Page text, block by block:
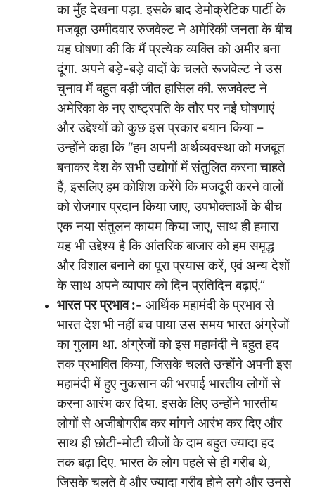
का मुँह देखना पड़ा. इसके बाद डेमोक्रेटिक पार्टी के
मजबूत उम्मीदवार रुजवेल्ट ने अमेरिकी जनता के बीच
यह घोषणा की कि मैं प्रत्येक व्यक्ति को अमीर बना
दूंगा. अपने बड़े-बड़े वादों के चलते रूजवेल्ट ने उस
चुनाव में बहुत बड़ी जीत हासिल की. रूजवेल्ट ने
अमेरिका के नए राष्ट्रपति के तौर पर नई घोषणाएं
और उद्देश्यों को कुछ इस प्रकार बयान किया –
उन्होंने कहा कि “हम अपनी अर्थव्यवस्था को मजबूत
बनाकर देश के सभी उद्योगों में संतुलित करना चाहते
हैं, इसलिए हम कोशिश करेंगे कि मजदूरी करने वालों
को रोजगार प्रदान किया जाए, उपभोक्ताओं के बीच
एक नया संतुलन कायम किया जाए, साथ ही हमारा
यह भी उद्देश्य है कि आंतरिक बाजार को हम समृद्ध
और विशाल बनाने का पूरा प्रयास करें, एवं अन्य देशों
के साथ अपने व्यापार को दिन प्रतिदिन बढ़ाएं.”
भारत पर प्रभाव:- आर्थिक महामंदी के प्रभाव से
भारत देश भी नहीं बच पाया उस समय भारत अंग्रेजों
का गुलाम था. अंग्रेजों को इस महामंदी ने बहुत हद
तक प्रभावित किया, जिसके चलते उन्होंने अपनी इस
महामंदी में हुए नुकसान की भरपाई भारतीय लोगों से
करना आरंभ कर दिया. इसके लिए उन्होंने भारतीय
लोगों से अजीबोगरीब कर मांगने आरंभ कर दिए और
साथ ही छोटी-मोटी चीजों के दाम बहुत ज्यादा हद
तक बढ़ा दिए. भारत के लोग पहले से ही गरीब थे,
जिसके चलते वे और ज्यादा गरीब होने लगे और उनसे